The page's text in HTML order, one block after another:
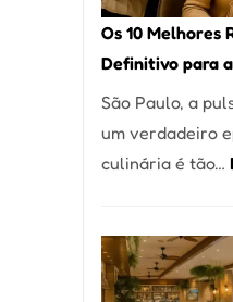
no
forno
à
lenha
na
Vila
Os 10 Melhores
Definitivo para
São Paulo, a
um verdadeiro
culinária é tão…